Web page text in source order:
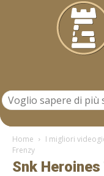
Home I migliori
Frenzy
Snk